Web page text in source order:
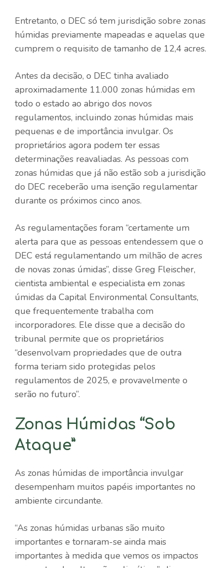
Entretanto, o DEC só tem jurisdição sobre zonas
húmidas previamente mapeadas e aquelas que
cumprem o requisito de tamanho de 12,4 acres.
Antes da decisão, o DEC tinha avaliado
aproximadamente 11.000 zonas húmidas em
todo o estado ao abrigo dos novos
regulamentos, incluindo zonas húmidas mais
pequenas e de importância invulgar. Os
proprietários agora podem ter essas
determinações reavaliadas. As pessoas com
zonas húmidas que já não estão sob a jurisdição
do DEC receberão uma isenção regulamentar
durante os próximos cinco anos.
As regulamentações foram “certamente um
alerta para que as pessoas entendessem que o
DEC está regulamentando um milhão de acres
de novas zonas úmidas”, disse Greg Fleischer,
cientista ambiental e especialista em zonas
úmidas da Capital Environmental Consultants,
que frequentemente trabalha com
incorporadores. Ele disse que a decisão do
tribunal permite que os proprietários
“desenvolvam propriedades que de outra
forma teriam sido protegidas pelos
regulamentos de 2025, e provavelmente o
serão no futuro”.
Zonas Húmidas “Sob
Ataque”
As zonas húmidas de importância invulgar
desempenham muitos papéis importantes no
ambiente circundante.
“As zonas húmidas urbanas são muito
importantes e tornaram-se ainda mais
importantes à medida que vemos os impactos